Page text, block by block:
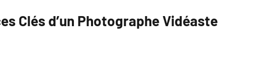
Clés d’un Photographe Vidéaste